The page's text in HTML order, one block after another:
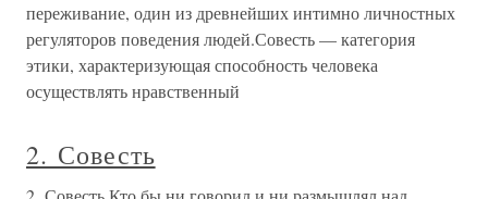
переживание, один из древнейших интимно личностных
регуляторов поведения людей.Совесть — категория
этики, характеризующая способность человека
осуществлять нравственный
2. Совесть